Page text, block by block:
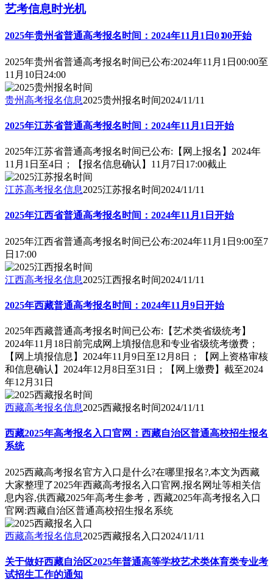
艺考信息时光机
2025年贵州省普通高考报名时间：2024年11月1日0∶00开始
2025年贵州省普通高考报名时间已公布:2024年11月1日00:00至
11月10日24:00
贵州高考报名信息2025贵州报名时间2024/11/11
2025年江苏省普通高考报名时间：2024年11月1日开始
2025年江苏省普通高考报名时间已公布:【网上报名】2024年
11月1日至4日；【报名信息确认】11月7日17:00截止
江苏高考报名信息2025江苏报名时间2024/11/11
2025年江西省普通高考报名时间：2024年11月1日开始
2025年江西省普通高考报名时间已公布:2024年11月1日9:00至7
日17:00
江西高考报名信息2025江西报名时间2024/11/11
2025年西藏普通高考报名时间：2024年11月9日开始
2025年西藏普通高考报名时间已公布:【艺术类省级统考】
2024年11月18日前完成网上填报信息和专业省级统考缴费；
【网上填报信息】2024年11月9日至12月8日；【网上资格审核
和信息确认】2024年12月8日至31日；【网上缴费】截至2024
年12月31日
西藏高考报名信息2025西藏报名时间2024/11/11
西藏2025年高考报名入口官网：西藏自治区普通高校招生报名
系统
2025西藏高考报名官方入口是什么?在哪里报名?,本文为西藏
大家整理了2025年西藏高考报名入口官网,报名网址等相关信
息内容,供西藏2025年高考生参考，西藏2025年高考报名入口
官网:西藏自治区普通高校招生报名系统
西藏高考报名信息2025西藏报名入口2024/11/11
关于做好西藏自治区2025年普通高等学校艺术类体育类专业考
试招生工作的通知